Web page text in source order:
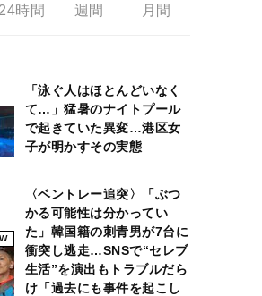
24時間 週間 月間
「泳ぐ人はほとんどいなく
て…」猛暑のナイトプール
で起きていた異変…港区女
子が明かすその実態
〈ベントレー追突〉「ぶつ
かる可能性は分かってい
た」韓国籍の刺青男が7台に
衝突し逃走…SNSで“セレブ
生活”を演出もトラブルだら
け「過去にも事件を起こし